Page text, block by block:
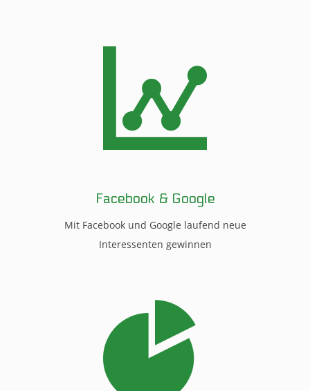
Facebook & Google
Mit Facebook und Google laufend neue
Interessenten gewinnen